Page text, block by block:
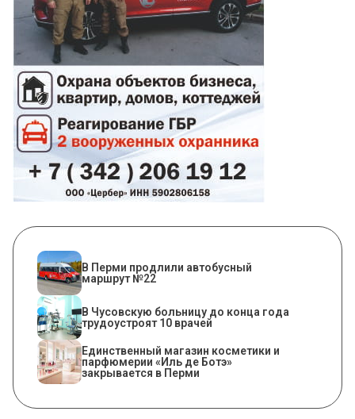
В Перми продлили автобусный
маршрут №22
В Чусовскую больницу до конца года
трудоустроят 10 врачей
Единственный магазин косметики и
парфюмерии «Иль де Ботэ»
закрывается в Перми